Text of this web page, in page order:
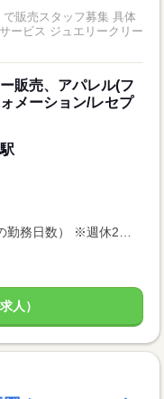
販売スタッフ募集 具体
ービス ジュエリークリー
販売、アパレル(フ
メーション/レセプ
人）